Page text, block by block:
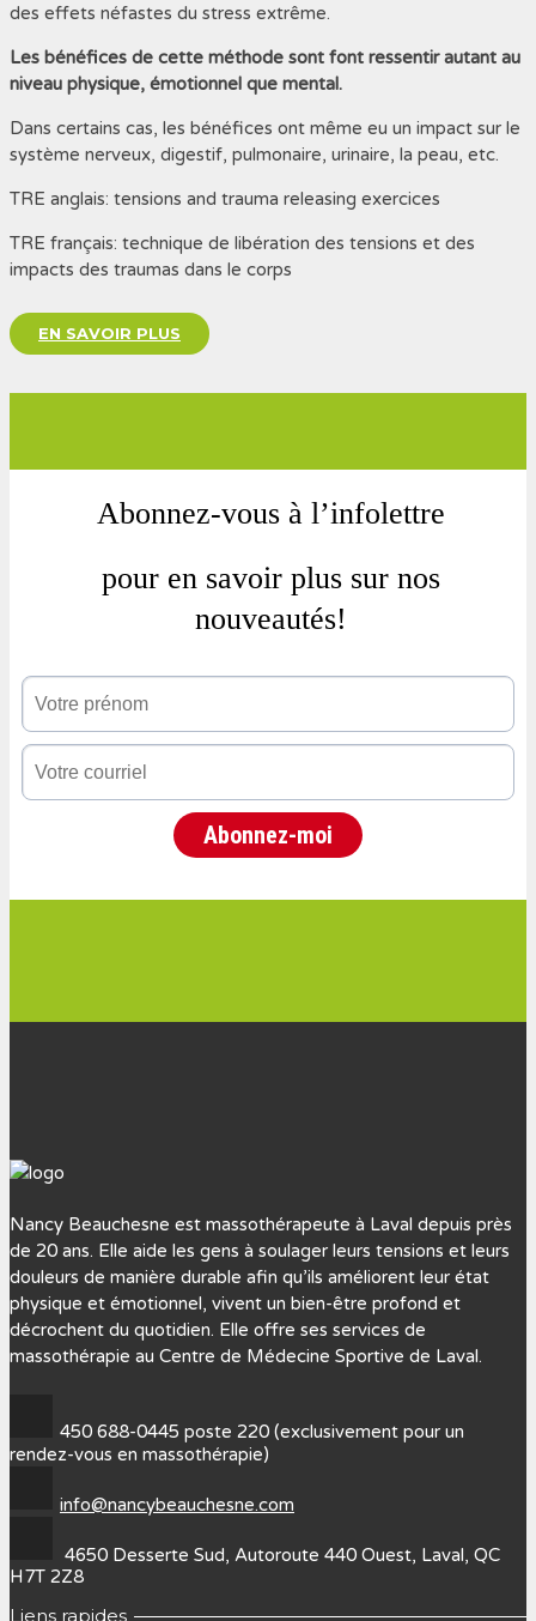
des effets néfastes du stress extrême.
Les bénéfices de cette méthode sont font ressentir autant au
niveau physique, émotionnel que mental.
Dans certains cas, les bénéfices ont même eu un impact sur le
système nerveux, digestif, pulmonaire, urinaire, la peau, etc.
TRE anglais: tensions and trauma releasing exercices
TRE français: technique de libération des tensions et des
impacts des traumas dans le corps
EN SAVOIR PLUS
Nancy Beauchesne est massothérapeute à Laval depuis près
de 20 ans. Elle aide les gens à soulager leurs tensions et leurs
douleurs de manière durable afin qu’ils améliorent leur état
physique et émotionnel, vivent un bien-être profond et
décrochent du quotidien. Elle offre ses services de
massothérapie au Centre de Médecine Sportive de Laval.
450 688-0445 poste 220 (exclusivement pour un
rendez-vous en massothérapie)
info@nancybeauchesne.com
4650 Desserte Sud, Autoroute 440 Ouest, Laval, QC
H7T 2Z8
Liens rapides